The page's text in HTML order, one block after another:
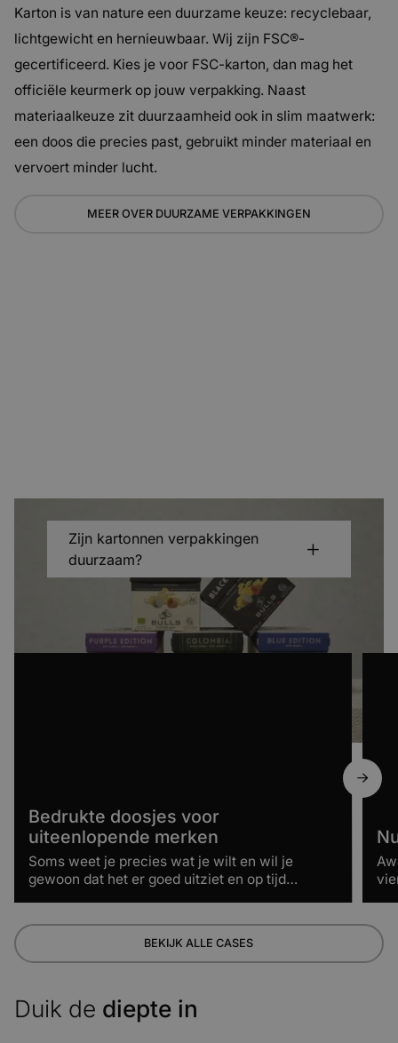
Karton is van nature een duurzame keuze: recyclebaar,
lichtgewicht en hernieuwbaar. Wij zijn FSC®-
gecertificeerd. Kies je voor FSC-karton, dan mag het
officiële keurmerk op jouw verpakking. Naast
materiaalkeuze zit duurzaamheid ook in slim maatwerk:
een doos die precies past, gebruikt minder materiaal en
vervoert minder lucht.
MEER OVER DUURZAME VERPAKKINGEN
Zijn kartonnen verpakkingen
duurzaam?
Bedrukte doosjes voor
uiteenlopende merken
Soms weet je precies wat je wilt en wil je
gewoon dat het er goed uitziet en op tijd
BEKIJK ALLE CASES
Duik de diepte in